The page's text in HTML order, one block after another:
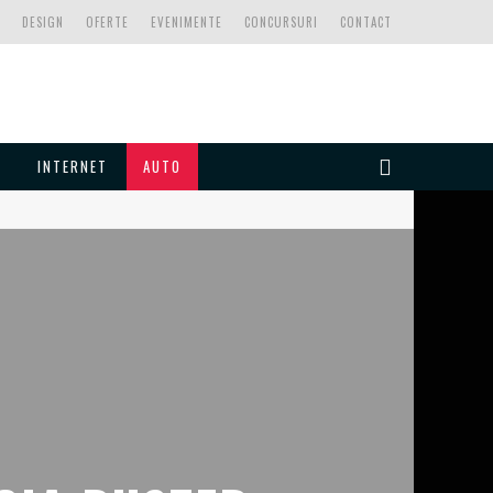
CONTACT
CONCURSURI
EVENIMENTE
OFERTE
DESIGN
INTERNET AUTO